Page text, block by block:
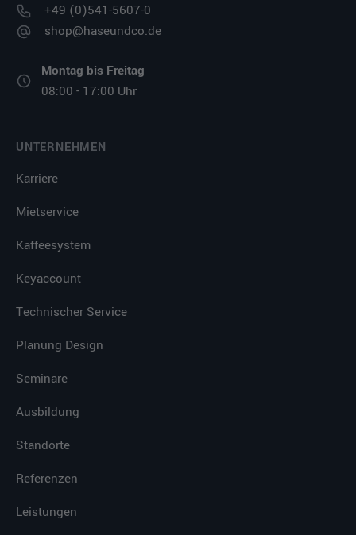
+49 (0)541-5607-0
shop@haseundco.de
Montag bis Freitag
08:00 - 17:00 Uhr
UNTERNEHMEN
Karriere
Mietservice
Kaffeesystem
Keyaccount
Technischer Service
Planung Design
Seminare
Ausbildung
Standorte
Referenzen
Leistungen